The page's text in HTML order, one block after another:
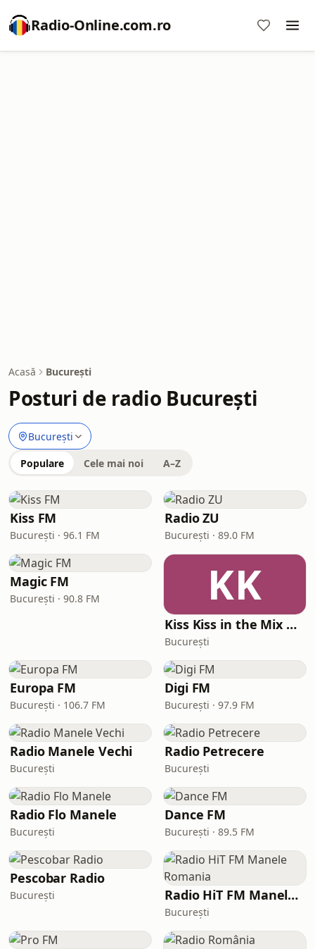
Radio-Online.com.ro
Acasă București
Posturi de radio București
București
Populare Cele mai noi A–Z
Kiss FM
București · 96.1 FM
Radio ZU
București · 89.0 FM
Magic FM
București · 90.8 FM KK
Kiss Kiss in the Mix Radio
București
Europa FM
București · 106.7 FM
Digi FM
București · 97.9 FM
Radio Manele Vechi
București
Radio Petrecere
București
Radio Flo Manele
București
Dance FM
București · 89.5 FM
Pescobar Radio
București Radio HiT FM Manele Romania
București